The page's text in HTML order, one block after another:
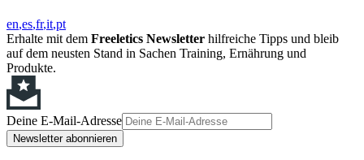
en es fr it pt
Erhalte mit dem Freeletics Newsletter hilfreiche Tipps und bleib
auf dem neusten Stand in Sachen Training, Ernährung und
Produkte.
Deine E-Mail-Adresse
Newsletter abonnieren